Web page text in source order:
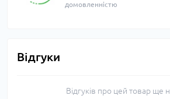
домовленністю
Відгуки
Відгуків про цей товар ще